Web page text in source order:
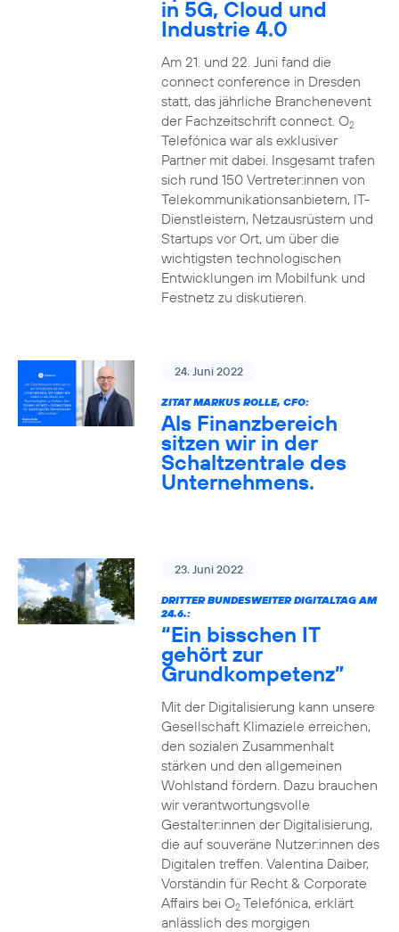
in 5G, Cloud und
Industrie 4.0
Am 21. und 22. Juni fand die
connect conference in Dresden
statt, das jährliche Branchenevent
der Fachzeitschrift connect. O2
Telefónica war als exklusiver
Partner mit dabei. Insgesamt trafen
sich rund 150 Vertreter:innen von
Telekommunikationsanbietern, IT-
Dienstleistern, Netzausrüstern und
Startups vor Ort, um über die
wichtigsten technologischen
Entwicklungen im Mobilfunk und
Festnetz zu diskutieren.
24. Juni 2022
ZITAT MARKUS ROLLE, CFO:
Als Finanzbereich
sitzen wir in der
Schaltzentrale des
Unternehmens.
23. Juni 2022
DRITTER BUNDESWEITER DIGITALTAG AM
24.6.:
“Ein bisschen IT
gehört zur
Grundkompetenz”
Mit der Digitalisierung kann unsere
Gesellschaft Klimaziele erreichen,
den sozialen Zusammenhalt
stärken und den allgemeinen
Wohlstand fördern. Dazu brauchen
wir verantwortungsvolle
Gestalter:innen der Digitalisierung,
die auf souveräne Nutzer:innen des
Digitalen treffen. Valentina Daiber,
Vorständin für Recht & Corporate
Affairs bei O2Telefónica, erklärt
anlässlich des morgigen